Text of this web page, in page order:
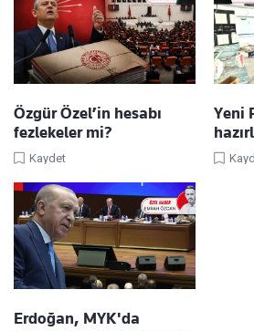
Özgür Özel’in hesabı
fezlekeler mi?
Kaydet
Yeni
Erdoğan, MYK'da